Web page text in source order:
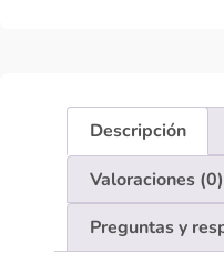
Descripción
Valoraciones (0)
Preguntas y